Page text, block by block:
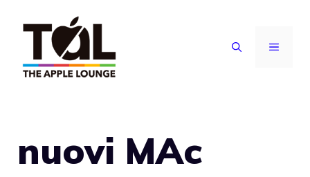
contenuto
MENU
nuovi MAc